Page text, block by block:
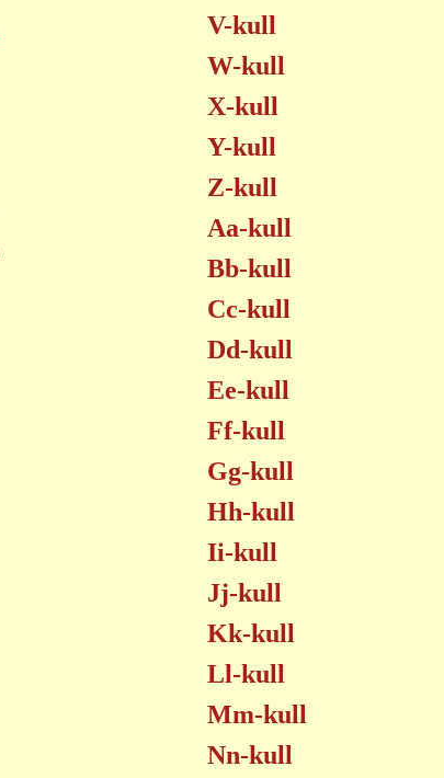
V-kull
W-kull
X-kull
Y-kull
Z-kull
Aa-kull
Bb-kull
Cc-kull
Dd-kull
Ee-kull
Ff-kull
Gg-kull
Hh-kull
Ii-kull
Jj-kull
Kk-kull
Ll-kull
Mm-kull
Nn-kull